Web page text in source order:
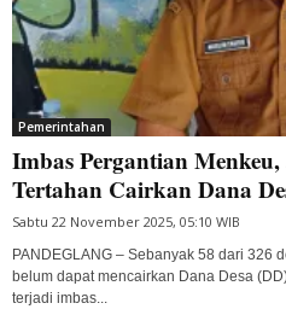
Pemerintahan
Imbas Pergantian
Tertahan Cairkan Dana
Sabtu 22 November 2025, 05:10 WIB
PANDEGLANG – Sebanyak 58 dari 326
belum dapat mencairkan Dana Desa
terjadi imbas...